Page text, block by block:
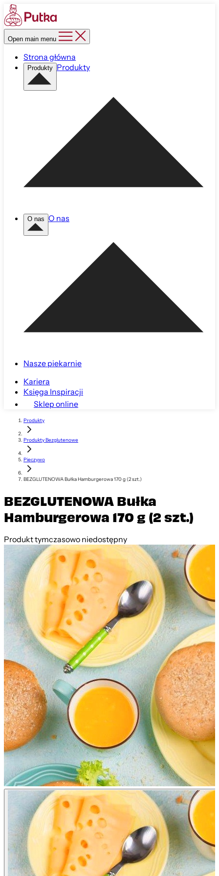
Open main menu
Strona główna
Produkty Produkty
O nas O nas
Nasze piekarnie
Kariera
Księga Inspiracji
Sklep online
Produkty
Produkty Bezglutenowe
Pieczywo
BEZGLUTENOWA Bułka Hamburgerowa 170 g (2 szt.)
BEZGLUTENOWA Bułka
Hamburgerowa 170 g (2 szt.)
Produkt tymczasowo niedostępny